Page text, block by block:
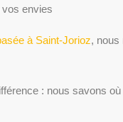
vos envies
à Saint-Jorioz, nous
: nous savons